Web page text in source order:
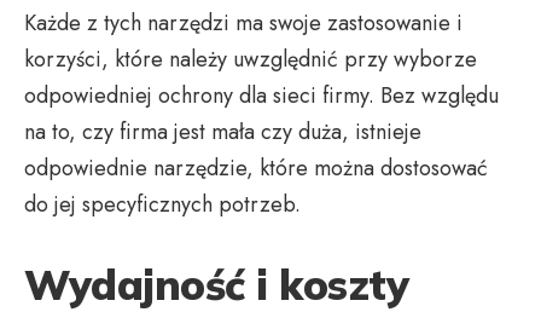
Każde z tych narzędzi ma swoje zastosowanie i
korzyści, które należy uwzględnić przy wyborze
odpowiedniej ochrony dla sieci firmy. Bez względu
na to, czy firma jest mała czy duża, istnieje
odpowiednie narzędzie, które można dostosować
do jej specyficznych potrzeb.
Wydajność i koszty